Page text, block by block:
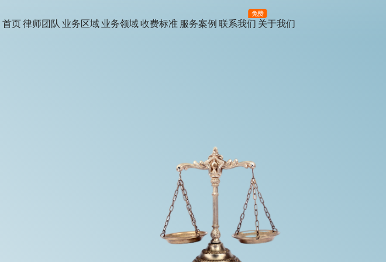
首页律师团队 业务区域 业务领域收费标准 服务案例 联系我们
免费
关于我们